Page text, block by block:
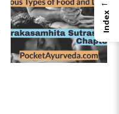
←
Index